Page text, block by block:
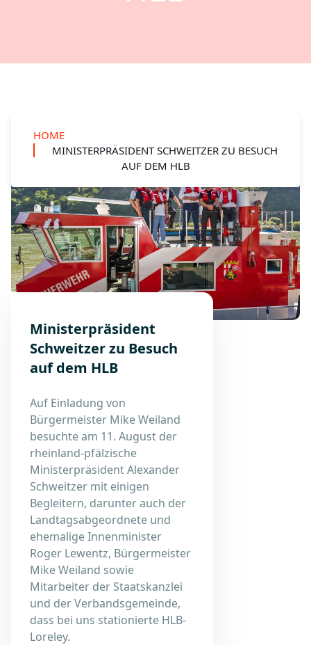
HOME
MINISTERPRÄSIDENT SCHWEITZER ZU BESUCH
AUF DEM HLB
Ministerpräsident
Schweitzer zu Besuch
auf dem HLB
Auf Einladung von
Bürgermeister Mike Weiland
besuchte am 11. August der
rheinland-pfälzische
Ministerpräsident Alexander
Schweitzer mit einigen
Begleitern, darunter auch der
Landtagsabgeordnete und
ehemalige Innenminister
Roger Lewentz, Bürgermeister
Mike Weiland sowie
Mitarbeiter der Staatskanzlei
und der Verbandsgemeinde,
dass bei uns stationierte HLB-
Loreley.